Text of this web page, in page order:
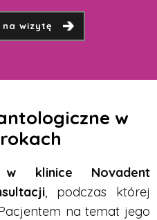
w
klinice Novadent
, podczas której
na temat jego